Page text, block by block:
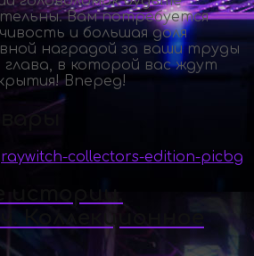
Вам потребуется
и большая доля
наградой за ваши труды
в которой вас ждут
Вперед!